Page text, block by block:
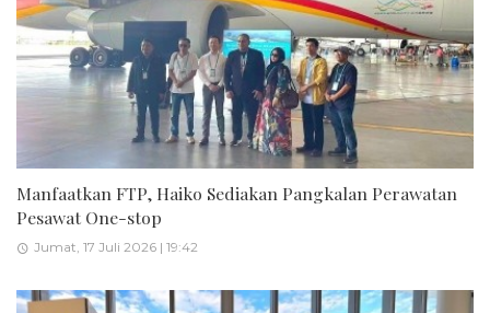
Manfaatkan FTP, Haiko Sediakan Pangkalan Perawatan
Pesawat One-stop
Jumat, 17 Juli 2026 | 19:42